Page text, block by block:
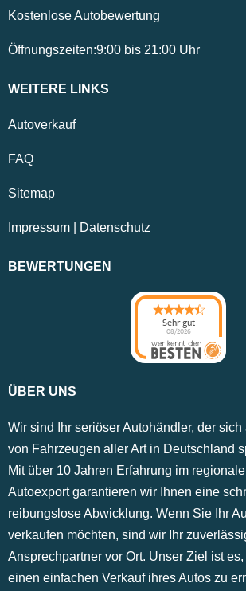
Kostenlose Autobewertung
Öffnungszeiten:9:00 bis 21:00 Uhr
WEITERE LINKS
Autoverkauf
FAQ
Sitemap
Impressum Datenschutz
BEWERTUNGEN
Sehr gut
08/2026
ÜBER UNS
Wir sind Ihr seriöser Autohändler, der sich
von Fahrzeugen aller Art in Deutschland
Mit über 10 Jahren Erfahrung im
Autoexport garantieren wir Ihnen eine
reibungslose Abwicklung. Wenn Sie Ihr
verkaufen möchten, sind wir Ihr
Ansprechpartner vor Ort. Unser Ziel ist
einen einfachen Verkauf ihres Autos zu